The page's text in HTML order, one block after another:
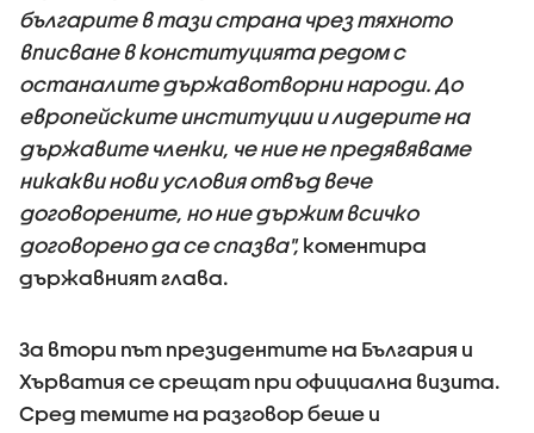
българите в тази страна чрез тяхното
вписване в конституцията редом с
останалите държавотворни народи. До
европейските институции и лидерите на
държавите членки, че ние не предявяваме
никакви нови условия отвъд вече
договорените, но ние държим всичко
договорено да се спазва", коментира
държавният глава.
За втори път президентите на България и
Хърватия се срещат при официална визита.
Сред темите на разговор беше и